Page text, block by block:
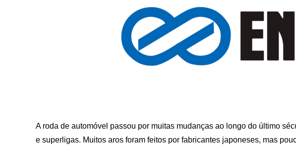
A roda de automóvel passou por muitas mudanças ao longo do último
e superligas. Muitos aros foram feitos por fabricantes japoneses, mas